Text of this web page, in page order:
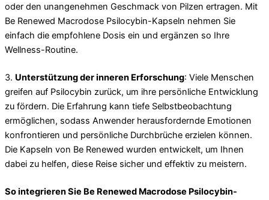
oder den unangenehmen Geschmack von Pilzen ertragen. Mit
Be Renewed Macrodose Psilocybin-Kapseln nehmen Sie
einfach die empfohlene Dosis ein und ergänzen so Ihre
Wellness-Routine.
3. Unterstützung der inneren Erforschung: Viele Menschen
greifen auf Psilocybin zurück, um ihre persönliche Entwicklung
zu fördern. Die Erfahrung kann tiefe Selbstbeobachtung
ermöglichen, sodass Anwender herausfordernde Emotionen
konfrontieren und persönliche Durchbrüche erzielen können.
Die Kapseln von Be Renewed wurden entwickelt, um Ihnen
dabei zu helfen, diese Reise sicher und effektiv zu meistern.
So integrieren Sie Be Renewed Macrodose Psilocybin-